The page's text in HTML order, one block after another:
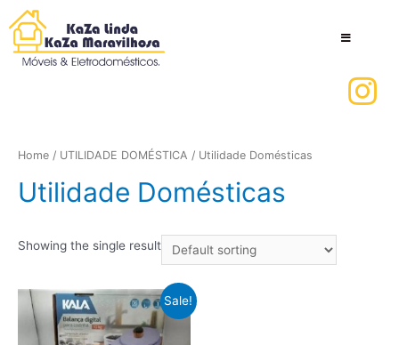
Home / UTILIDADE DOMÉSTICA / Utilidade Domésticas
Utilidade Domésticas
Showing the single result
Sale!